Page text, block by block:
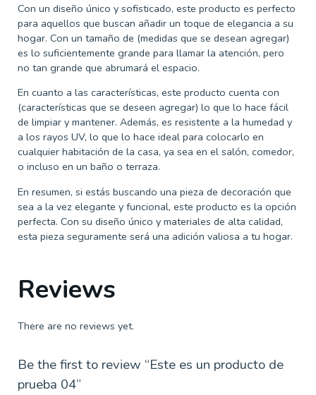
Con un diseño único y sofisticado, este producto es perfecto
para aquellos que buscan añadir un toque de elegancia a su
hogar. Con un tamaño de (medidas que se desean agregar)
es lo suficientemente grande para llamar la atención, pero
no tan grande que abrumará el espacio.
En cuanto a las características, este producto cuenta con
(características que se deseen agregar) lo que lo hace fácil
de limpiar y mantener. Además, es resistente a la humedad y
a los rayos UV, lo que lo hace ideal para colocarlo en
cualquier habitación de la casa, ya sea en el salón, comedor,
o incluso en un baño o terraza.
En resumen, si estás buscando una pieza de decoración que
sea a la vez elegante y funcional, este producto es la opción
perfecta. Con su diseño único y materiales de alta calidad,
esta pieza seguramente será una adición valiosa a tu hogar.
Reviews
There are no reviews yet.
Be the first to review “Este es un producto de
prueba 04”